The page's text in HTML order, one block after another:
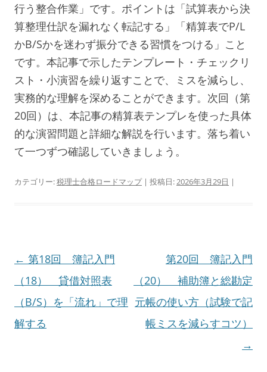
行う整合作業」です。ポイントは「試算表から決
算整理仕訳を漏れなく転記する」「精算表でP/L
かB/Sかを迷わず振分できる習慣をつける」こと
です。本記事で示したテンプレート・チェックリ
スト・小演習を繰り返すことで、ミスを減らし、
実務的な理解を深めることができます。次回（第
20回）は、本記事の精算表テンプレを使った具体
的な演習問題と詳細な解説を行います。落ち着い
て一つずつ確認していきましょう。
カテゴリー:税理士合格ロードマップ| 投稿日:2026年3月29日 |
投
稿
ナ
ビ
← 第18回 簿記入門
（18） 貸借対照表
（B/S）を「流れ」で理
解する
第20回 簿記入門
（20） 補助簿と総勘定
元帳の使い方（試験で記
帳ミスを減らすコツ）
→